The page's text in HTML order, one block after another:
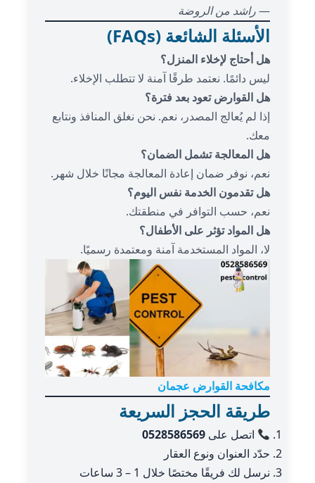
—راشد من الروضة
الأسئلة الشائعة (FAQs)
هل أحتاج لإخلاء المنزل؟
ليس دائمًا. نعتمد طرقًا آمنة لا تتطلب الإخلاء.
هل القوارض تعود بعد فترة؟
إذا لم يُعالج المصدر، نعم. نحن نغلق المنافذ ونتابع
معك.
هل المعالجة تشمل الضمان؟
نعم، نوفر ضمان إعادة المعالجة مجانًا خلال شهر.
هل تقدمون الخدمة نفس اليوم؟
نعم، حسب التوافر في منطقتك.
هل المواد تؤثر على الأطفال؟
لا، المواد المستخدمة آمنة ومعتمدة رسميًا.
مكافحة القوارض عجمان
طريقة الحجز السريعة
اتصل على0528586569
حدّد العنوان ونوع العقار
نرسل لك فريقًا مختصًا خلال 1 – 3 ساعات